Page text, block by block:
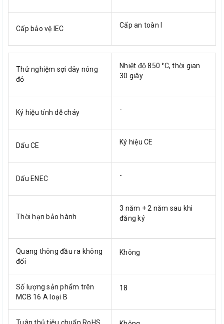
Cấp bảo vệ IEC Cấp an toàn I
Thử nghiệm sợi dây nóng
đỏ
Nhiệt độ 850 °C, thời gian
30 giây
Ký hiệu tính dễ cháy -
Dấu CE Ký hiệu CE
Dấu ENEC -
Thời hạn bảo hành
3 năm + 2 năm sau khi
đăng ký
Quang thông đầu ra không
đổi
Không
Số lượng sản phẩm trên
MCB 16 A loại B
18
Tuân thủ tiêu chuẩn RoHS